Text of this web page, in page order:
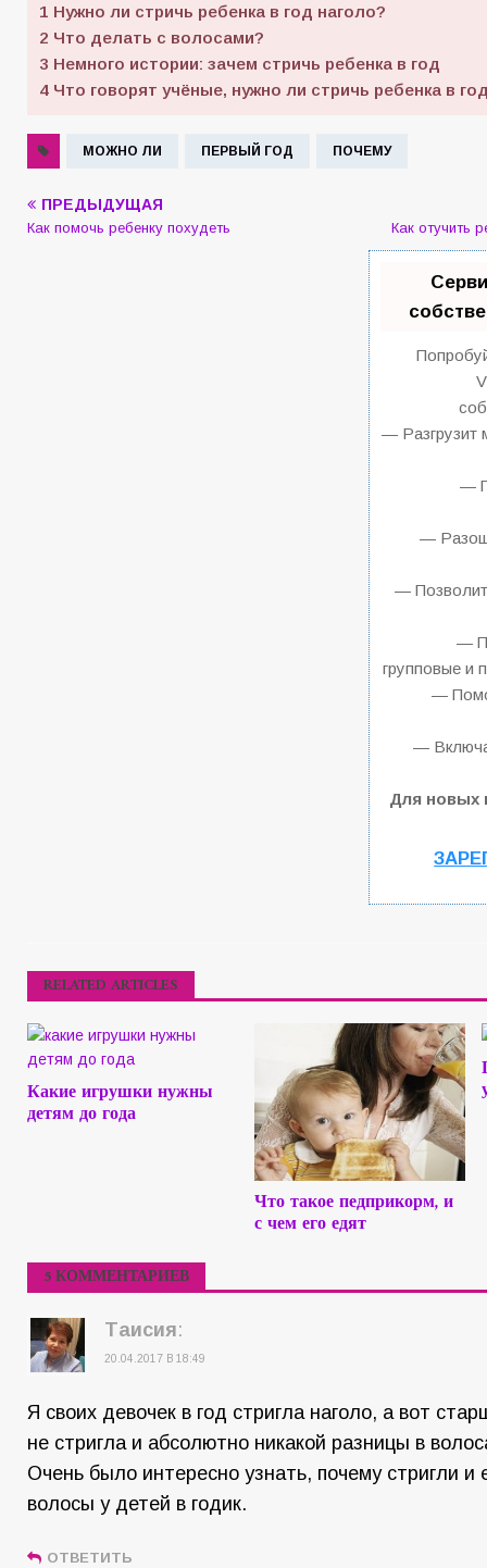
1 Нужно ли стричь ребенка в год наголо?
2 Что делать с волосами?
3 Немного истории: зачем стричь ребенка в год
4 Что говорят учёные, нужно ли стричь ребенка в
МОЖНО ЛИ ПЕРВЫЙ ГОД ПОЧЕМУ
ПРЕДЫДУЩАЯ
Как помочь ребенку похудеть Как отучить
— Разгрузит
—
—
— Позволит
—
групповые и
—
—
Для новых
RELATED ARTICLES
Какие игрушки нужны
детям до года
Что такое педприкорм, и
с чем его едят
5 КОММЕНТАРИЕВ
Таисия:
20.04.2017 В 18:49
Я своих девочек в год стригла наголо, а вот
не стригла и абсолютно никакой разницы в
Очень было интересно узнать, почему стригли и
волосы у детей в годик.
ОТВЕТИТЬ